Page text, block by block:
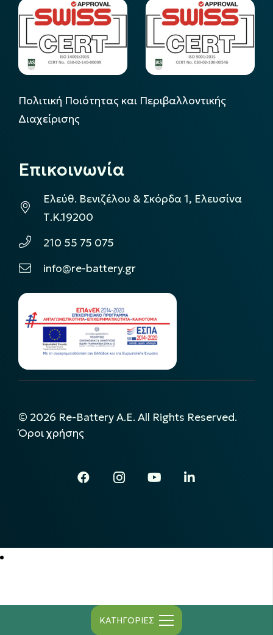
ΚΑΤΗΓΟΡΙΕΣ
Πολιτική Ποιότητας και Περιβαλλοντικής
Διαχείρισης
Επικοινωνία
Ελεύθ. Βενιζέλου & Σκόρδα 1, Ελευσίνα
Τ.Κ.19200
210 55 75 075
info@re-battery.gr
© 2026 Re-Battery A.E. All Rights Reserved.
Όροι χρήσης